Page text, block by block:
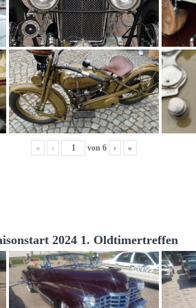
« ‹ von 6 › »
2024 1. Oldtimertreffen